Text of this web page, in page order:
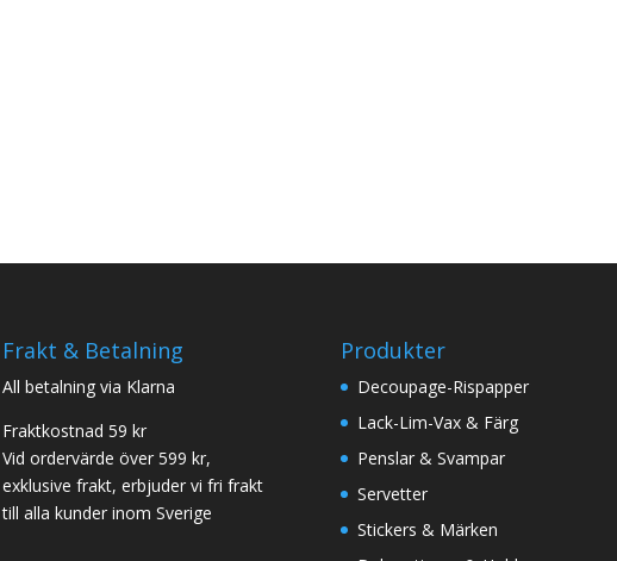
Frakt & Betalning
All betalning via Klarna
Fraktkostnad 59 kr
Vid ordervärde över 599 kr,
exklusive frakt, erbjuder vi fri frakt
till alla kunder inom Sverige
Produkter
Decoupage-Rispapper
Lack-Lim-Vax & Färg
Penslar & Svampar
Servetter
Stickers & Märken